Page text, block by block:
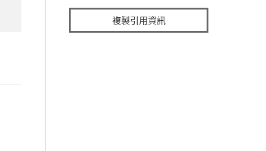
複製引用資訊